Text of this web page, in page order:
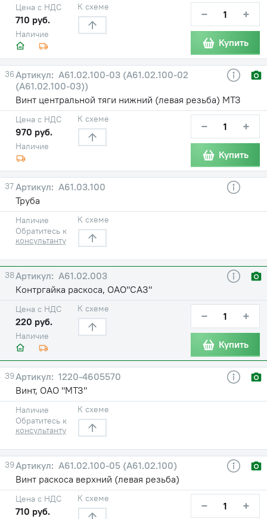
Наличие
Цена с НДС
710 руб.
К схеме − +
Купить
36
А61.02.100-03 (А61.02.100-02
(А61.02.100-03))
Винт центральной тяги нижний (левая резьба) МТЗ
Наличие
Цена с НДС
970 руб.
К схеме − +
Купить
37
А61.03.100
Труба
Наличие
Обратитесь к
консультанту
К схеме
38
А61.02.003
Контргайка раскоса, ОАО"САЗ"
Наличие
Цена с НДС
220 руб.
К схеме − +
Купить
39
1220-4605570
Винт, ОАО "МТЗ"
Наличие
Обратитесь к
консультанту
К схеме
39
А61.02.100-05 (А61.02.100)
Винт раскоса верхний (левая резьба)
Цена с НДС
710 руб.
К схеме − +